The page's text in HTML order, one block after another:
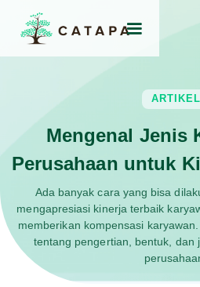
ARTIKEL
Mengenal Jenis
Perusahaan untuk
Ada banyak cara yang bisa
mengapresiasi kinerja terbaik
memberikan kompensasi
tentang pengertian, bentuk, dan